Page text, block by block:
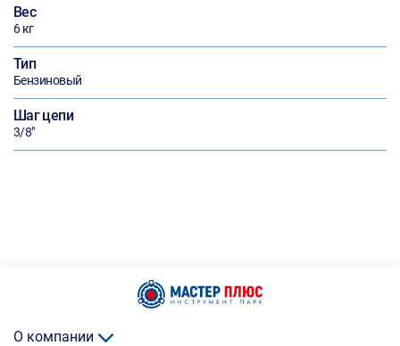
Вес
6 кг
Тип
Бензиновый
Шаг цепи
3/8"
О компании